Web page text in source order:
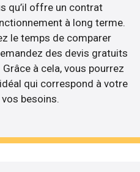
qu’il offre un contrat
à long terme.
le temps de comparer
des devis gratuits
à cela, vous pourrez
qui correspond à votre
besoins.